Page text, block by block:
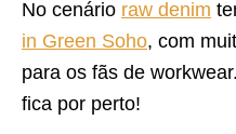
No cenário raw denim
in Green Soho, com
para os fãs de
fica por perto!